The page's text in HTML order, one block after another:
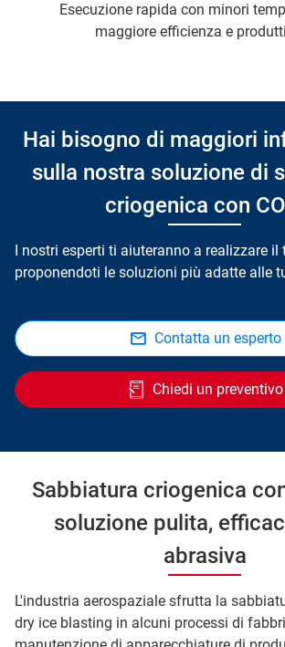
Esecuzione rapida con minori tempi di fermo,
maggiore efficienza e
Hai bisogno di maggiori
sulla nostra soluzione di
criogenica con
I nostri esperti ti aiuteranno a realizzare il
proponendoti le soluzioni più adatte alle
Contatta un esperto
Chiedi un preventivo
Sabbiatura criogenica
soluzione pulita,
abrasiva
L'industria aerospaziale sfrutta la
dry ice blasting in alcuni processi di